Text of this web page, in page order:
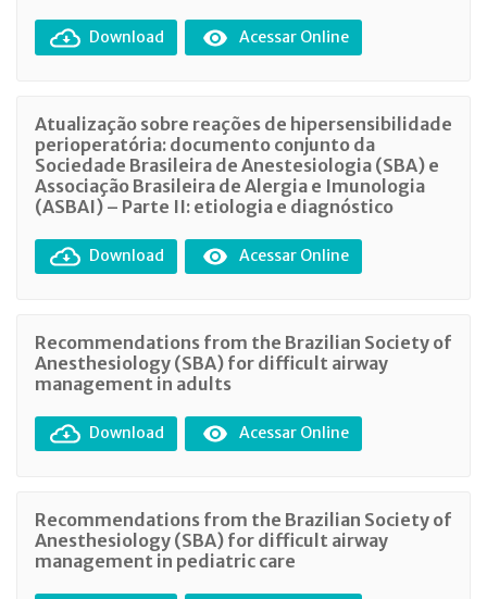
Download Acessar Online
Atualização sobre reações de hipersensibilidade
perioperatória: documento conjunto da
Sociedade Brasileira de Anestesiologia (SBA) e
Associação Brasileira de Alergia e Imunologia
(ASBAI) – Parte II: etiologia e diagnóstico
Download Acessar Online
Recommendations from the Brazilian Society of
Anesthesiology (SBA) for difficult airway
management in adults
Download Acessar Online
Recommendations from the Brazilian Society of
Anesthesiology (SBA) for difficult airway
management in pediatric care